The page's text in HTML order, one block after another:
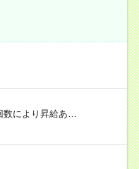
により昇給あ…